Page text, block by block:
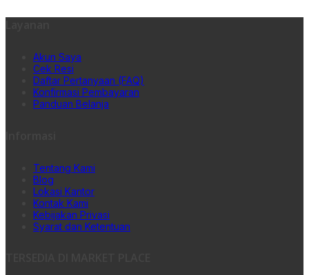
Akun Saya
Cek Resi
Daftar Pertanyaan (FAQ)
Konfirmasi Pembayaran
Panduan Belanja
Tentang Kami
Blog
Lokasi Kantor
Kontak Kami
Kebijakan Privasi
Syarat dan Ketentuan